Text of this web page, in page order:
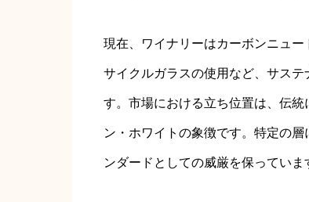
現在、ワイナリーはカーボンニュ
サイクルガラスの使用など、サス
す。市場における立ち位置は、伝
ン・ホワイトの象徴です。特定の
ンダードとしての威厳を保っていま